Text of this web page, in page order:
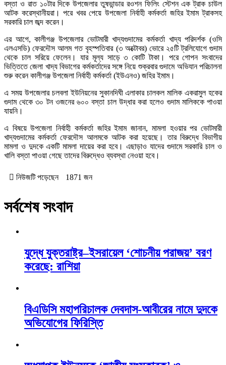
বস্তা ও রাত ১০টার দিকে উপজেলার তুষভান্ডার রওশন ফিলিং স্টেশন এক ট্রাক চাউল
আটক করেস্থানীয়রা। পরে খবর পেয়ে উপজেলা নির্বাহী কর্মকর্তা জহির ইমাম ট্রাকসহ
সরকারি চাল জব্দ করেন।
এর আগে, কালীগঞ্জ উপজেলার ভোটমারী খাদ্যগুদামের কর্মকর্তা খাদ্য পরিদর্শক (ওসি
এলএসডি) ফেরদৌস আলম গত বৃহস্পতিবার (৩ অক্টোবর) ভোরে ২৫টি ট্রলিযোগে গুদাম
থেকে চাল সরিয়ে ফেলেন। যার মূল্য সাড়ে ৩ কোটি টাকা। পরে গোপন সংবাদের
ভিত্তিতে জেলা খাদ্য বিভাগের কর্মকর্তাদের সঙ্গে নিয়ে শুক্রবার গুদামে অভিযান পরিচালনা
শুরু করেন কালীগঞ্জ উপজেলা নির্বাহী কর্মকর্তা (ইউএনও) জহির ইমাম।
এ সময় উপজেলার চলবলা ইউনিয়নের সুকানদিঘী এলাকার চালকল মালিক একরামুল হকের
গুদাম থেকে ৩০ টন ওজনের ৬০০ বস্তা চাল উদ্ধার করা হলেও গুদাম মালিককে পাওয়া
যায়নি।
এ বিষয়ে উপজেলা নির্বাহী কর্মকর্তা জহির ইমাম জানান, মামলা হওয়ার পর ভোটমারী
খাদ্যগুদামের কর্মকর্তা ফেরদৌস আলমকে আটক করা হয়েছে। তার বিরুদ্ধে বিভাগীয়
মামলা ও দুদকে একটি মামলা দায়ের করা হবে। এছাড়াও যাদের গুদামে সরকারি চাল ও
খালি বস্তা পাওয়া গেছে তাদের বিরুদ্ধেও ব্যবস্থা নেওয়া হবে।
নিউজটি পড়েছেন 1871 জন
সর্বশেষ সংবাদ
যুদ্ধে যুক্তরাষ্ট্র–ইসরায়েল ‘শোচনীয় পরাজয়’ বরণ
করেছে: রাশিয়া
বিএডিসি মহাপরিচালক দেবদাস-আবীরের নামে দুদকে
অভিযোগের ফিরিস্তি